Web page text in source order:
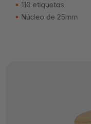
110 etiquetas
Núcleo de 25mm